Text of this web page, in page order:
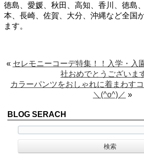
徳島、愛媛、秋田、高知、香川、徳島
本、長崎、佐賀、大分、沖縄など全国
ます。
« セレモニーコーデ特集！！入学・入
社おめでとうございま
カラーパンツをおしゃれに着まわす
＼(^o^)／ »
BLOG SERACH